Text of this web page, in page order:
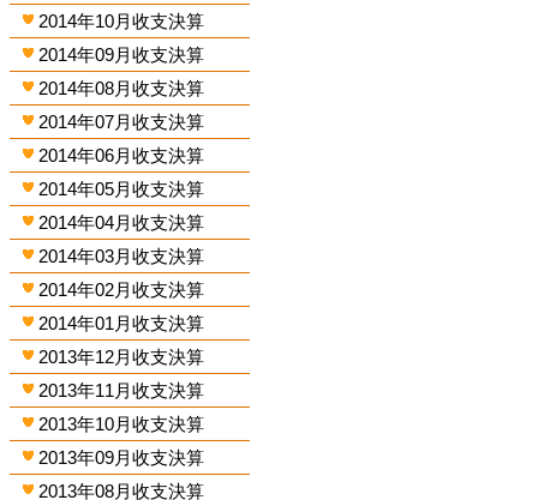
2014年10月收支決算
2014年09月收支決算
2014年08月收支決算
2014年07月收支決算
2014年06月收支決算
2014年05月收支決算
2014年04月收支決算
2014年03月收支決算
2014年02月收支決算
2014年01月收支決算
2013年12月收支決算
2013年11月收支決算
2013年10月收支決算
2013年09月收支決算
2013年08月收支決算